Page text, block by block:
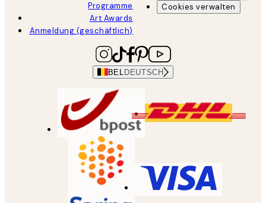
Programme
Art Awards
Anmeldung (geschäftlich)
Cookies verwalten
BEL DEUTSCH